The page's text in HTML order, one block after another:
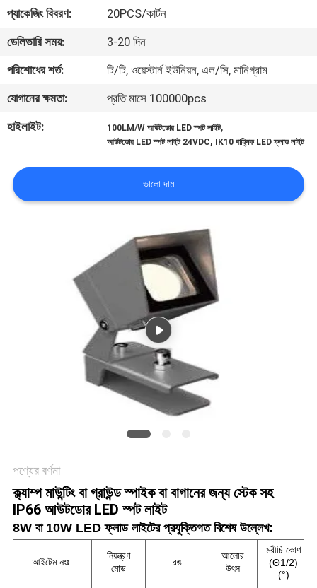
নিয়ন্ত্রণ
যোগাযোগ
করুন
খবর
মামলা
প্যাকেজিং বিবরণ:
20PCS/কার্টন
ডেলিভারি সময়:
3-20 দিন
পরিশোধের শর্ত:
টি/টি, ওয়েস্টার্ন ইউনিয়ন, এল/সি, মানিগ্রাম
যোগানের ক্ষমতা:
প্রতি মাসে 100000pcs
হাইলাইট:
100LM/W আউটডোর LED স্পট লাইট,
আউটডোর LED স্পট লাইট 24VDC, IK10 বাহ্যিক LED ফ্লাড লাইট
ভালো দাম
পণ্যের বর্ণনা
ক্ল্যাম্প মাউন্টিং বা গ্রাউন্ড স্পাইক বা বাগানের জন্য স্টেক সহ
IP66 আউটডোর LED স্পট লাইট
8W বা 10W LED ফ্লাড লাইটের প্রযুক্তিগত বিশেষ উল্লেখ:
আইটেম নংঃ.
নিয়ন্ত্রণ
মোড
রঙ
আলোর
উৎস
মরীচি কোণ
(Θ1/2)
(°)